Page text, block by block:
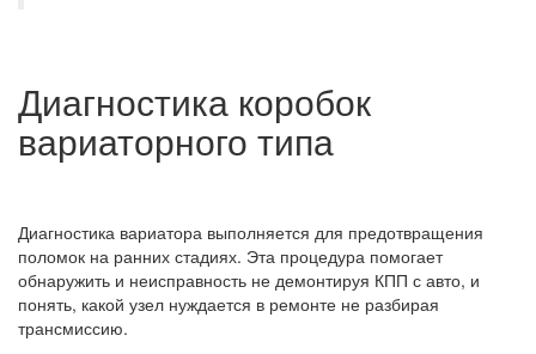
Диагностика коробок
вариаторного типа
Диагностика вариатора выполняется для предотвращения
поломок на ранних стадиях. Эта процедура помогает
обнаружить и неисправность не демонтируя КПП с авто, и
понять, какой узел нуждается в ремонте не разбирая
трансмиссию.